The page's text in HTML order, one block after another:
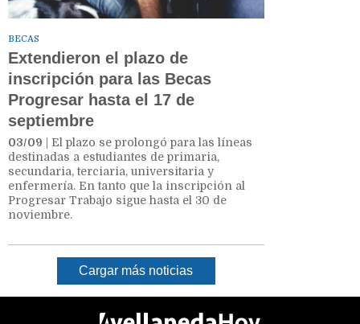
BECAS
Extendieron el plazo de
inscripción para las Becas
Progresar hasta el 17 de
septiembre
03/09 | El plazo se prolongó para las líneas
destinadas a estudiantes de primaria,
secundaria, terciaria, universitaria y
enfermería. En tanto que la inscripción al
Progresar Trabajo sigue hasta el 30 de
noviembre.
Cargar más noticias